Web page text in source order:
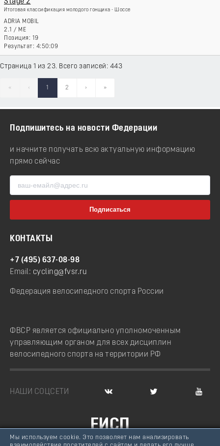
Итоговая классификация молодого гонщика - Шоссе
ADRIA MOBIL
2.1 / ME
19
4:50:09
Страница 1 из 23. Всего записей: 443
« ‹ 1 2 › »
Подпишитесь на новости Федерации
и начните получать всю актуальную информацию
прямо сейчас
КОНТАКТЫ
+7 (495) 637-08-98
Email: cycling@fvsr.ru
Федерация велосипедного спорта России
ФВСР является официально уполномоченным
управляющим органом для всех дисциплин
велосипедного спорта на территории РФ
НАШИ СОЦСЕТИ
ЕИСП
ВЕЛОСПОРТ РОССИИ
Мы используем cookie. Это позволяет нам анализировать